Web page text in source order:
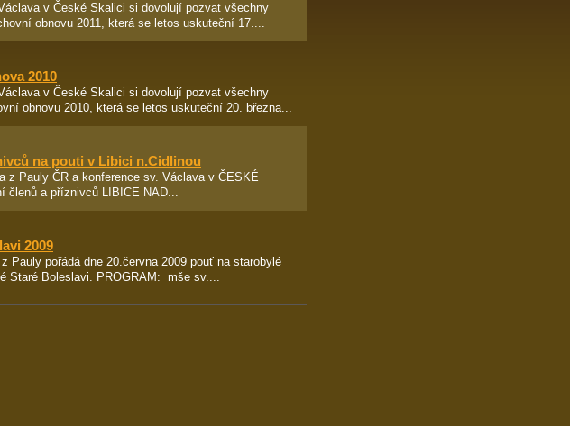
v České Skalici si dovolují pozvat všechny
obnovu 2011, která se letos uskuteční 17....
2010
v České Skalici si dovolují pozvat všechny
obnovu 2010, která se letos uskuteční 20. března...
na pouti v Libici n.Cidlinou
z Pauly ČR a konference sv. Václava v ČESKÉ
a příznivců LIBICE NAD...
2009
Pauly pořádá dne 20.června 2009 pouť na starobylé
Staré Boleslavi. PROGRAM: mše sv....